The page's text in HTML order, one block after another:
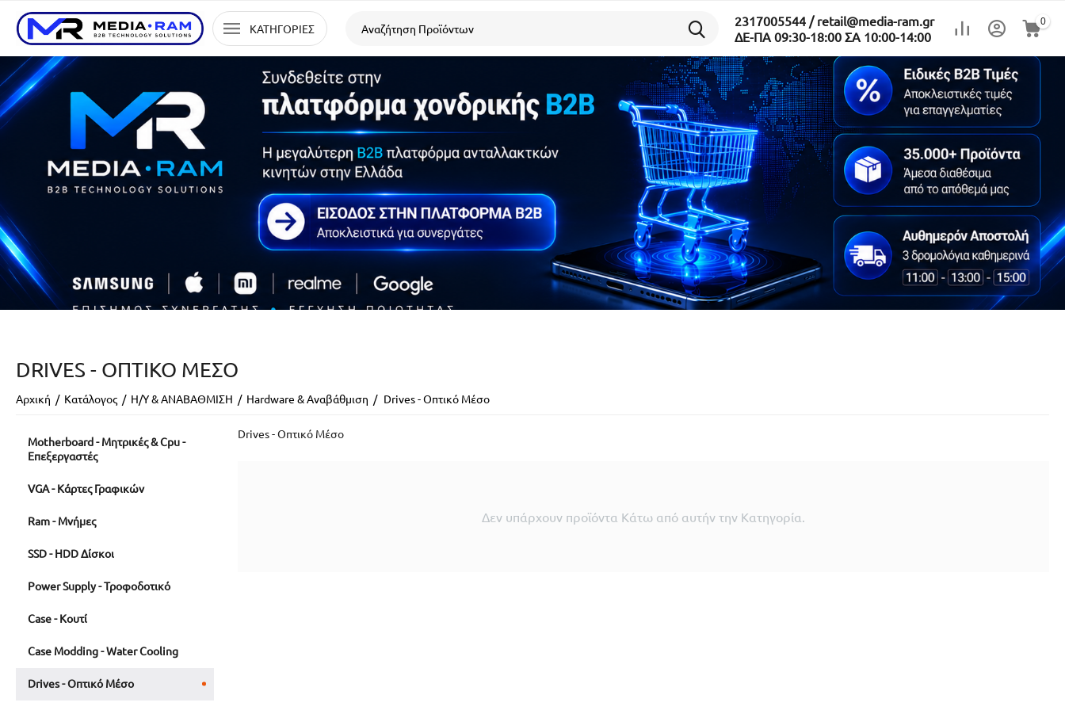
ΚΑΤΗΓΟΡΙΕΣ
2317005544 / retail@media-ram.gr
ΔΕ-ΠΑ 09:30-18:00 ΣΑ 10:00-14:00
0
DRIVES - ΟΠΤΙΚΌ ΜΈΣΟ
Αρχική / Κατάλογος / Η/Υ & ΑΝΑΒΑΘΜΙΣΗ / Hardware & Αναβάθμιση / Drives - Οπτικό Μέσο
Drives - Οπτικό Μέσο
Δεν υπάρχουν προϊόντα Κάτω από αυτήν την Κατηγορία.
Motherboard - Μητρικές & Cpu -
Επεξεργαστές
VGA - Κάρτες Γραφικών
Ram - Μνήμες
SSD - HDD Δίσκοι
Power Supply - Τροφοδοτικό
Case - Κουτί
Case Modding - Water Cooling
Drives - Οπτικό Μέσο